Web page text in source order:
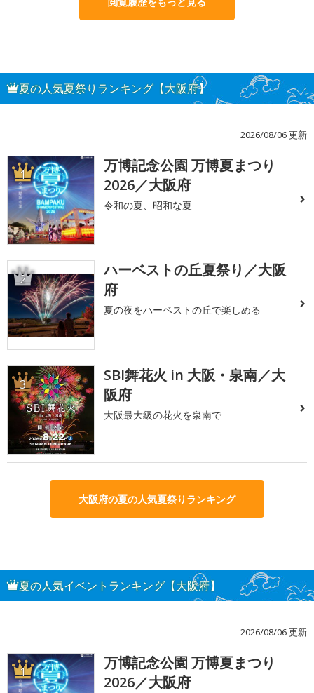
夏の人気夏祭りランキング【大阪府】
2026/08/06 更新
1
万博記念公園 万博夏まつり
2026／大阪府
令和の夏、昭和な夏
2
ハーベストの丘夏祭り／大阪
府
夏の夜をハーベストの丘で楽しめる
3
SBI舞花火 in 大阪・泉南／大
阪府
大阪最大級の花火を泉南で
大阪府の夏の人気夏祭りランキング
夏の人気イベントランキング【大阪府】
2026/08/06 更新
1
万博記念公園 万博夏まつり
2026／大阪府